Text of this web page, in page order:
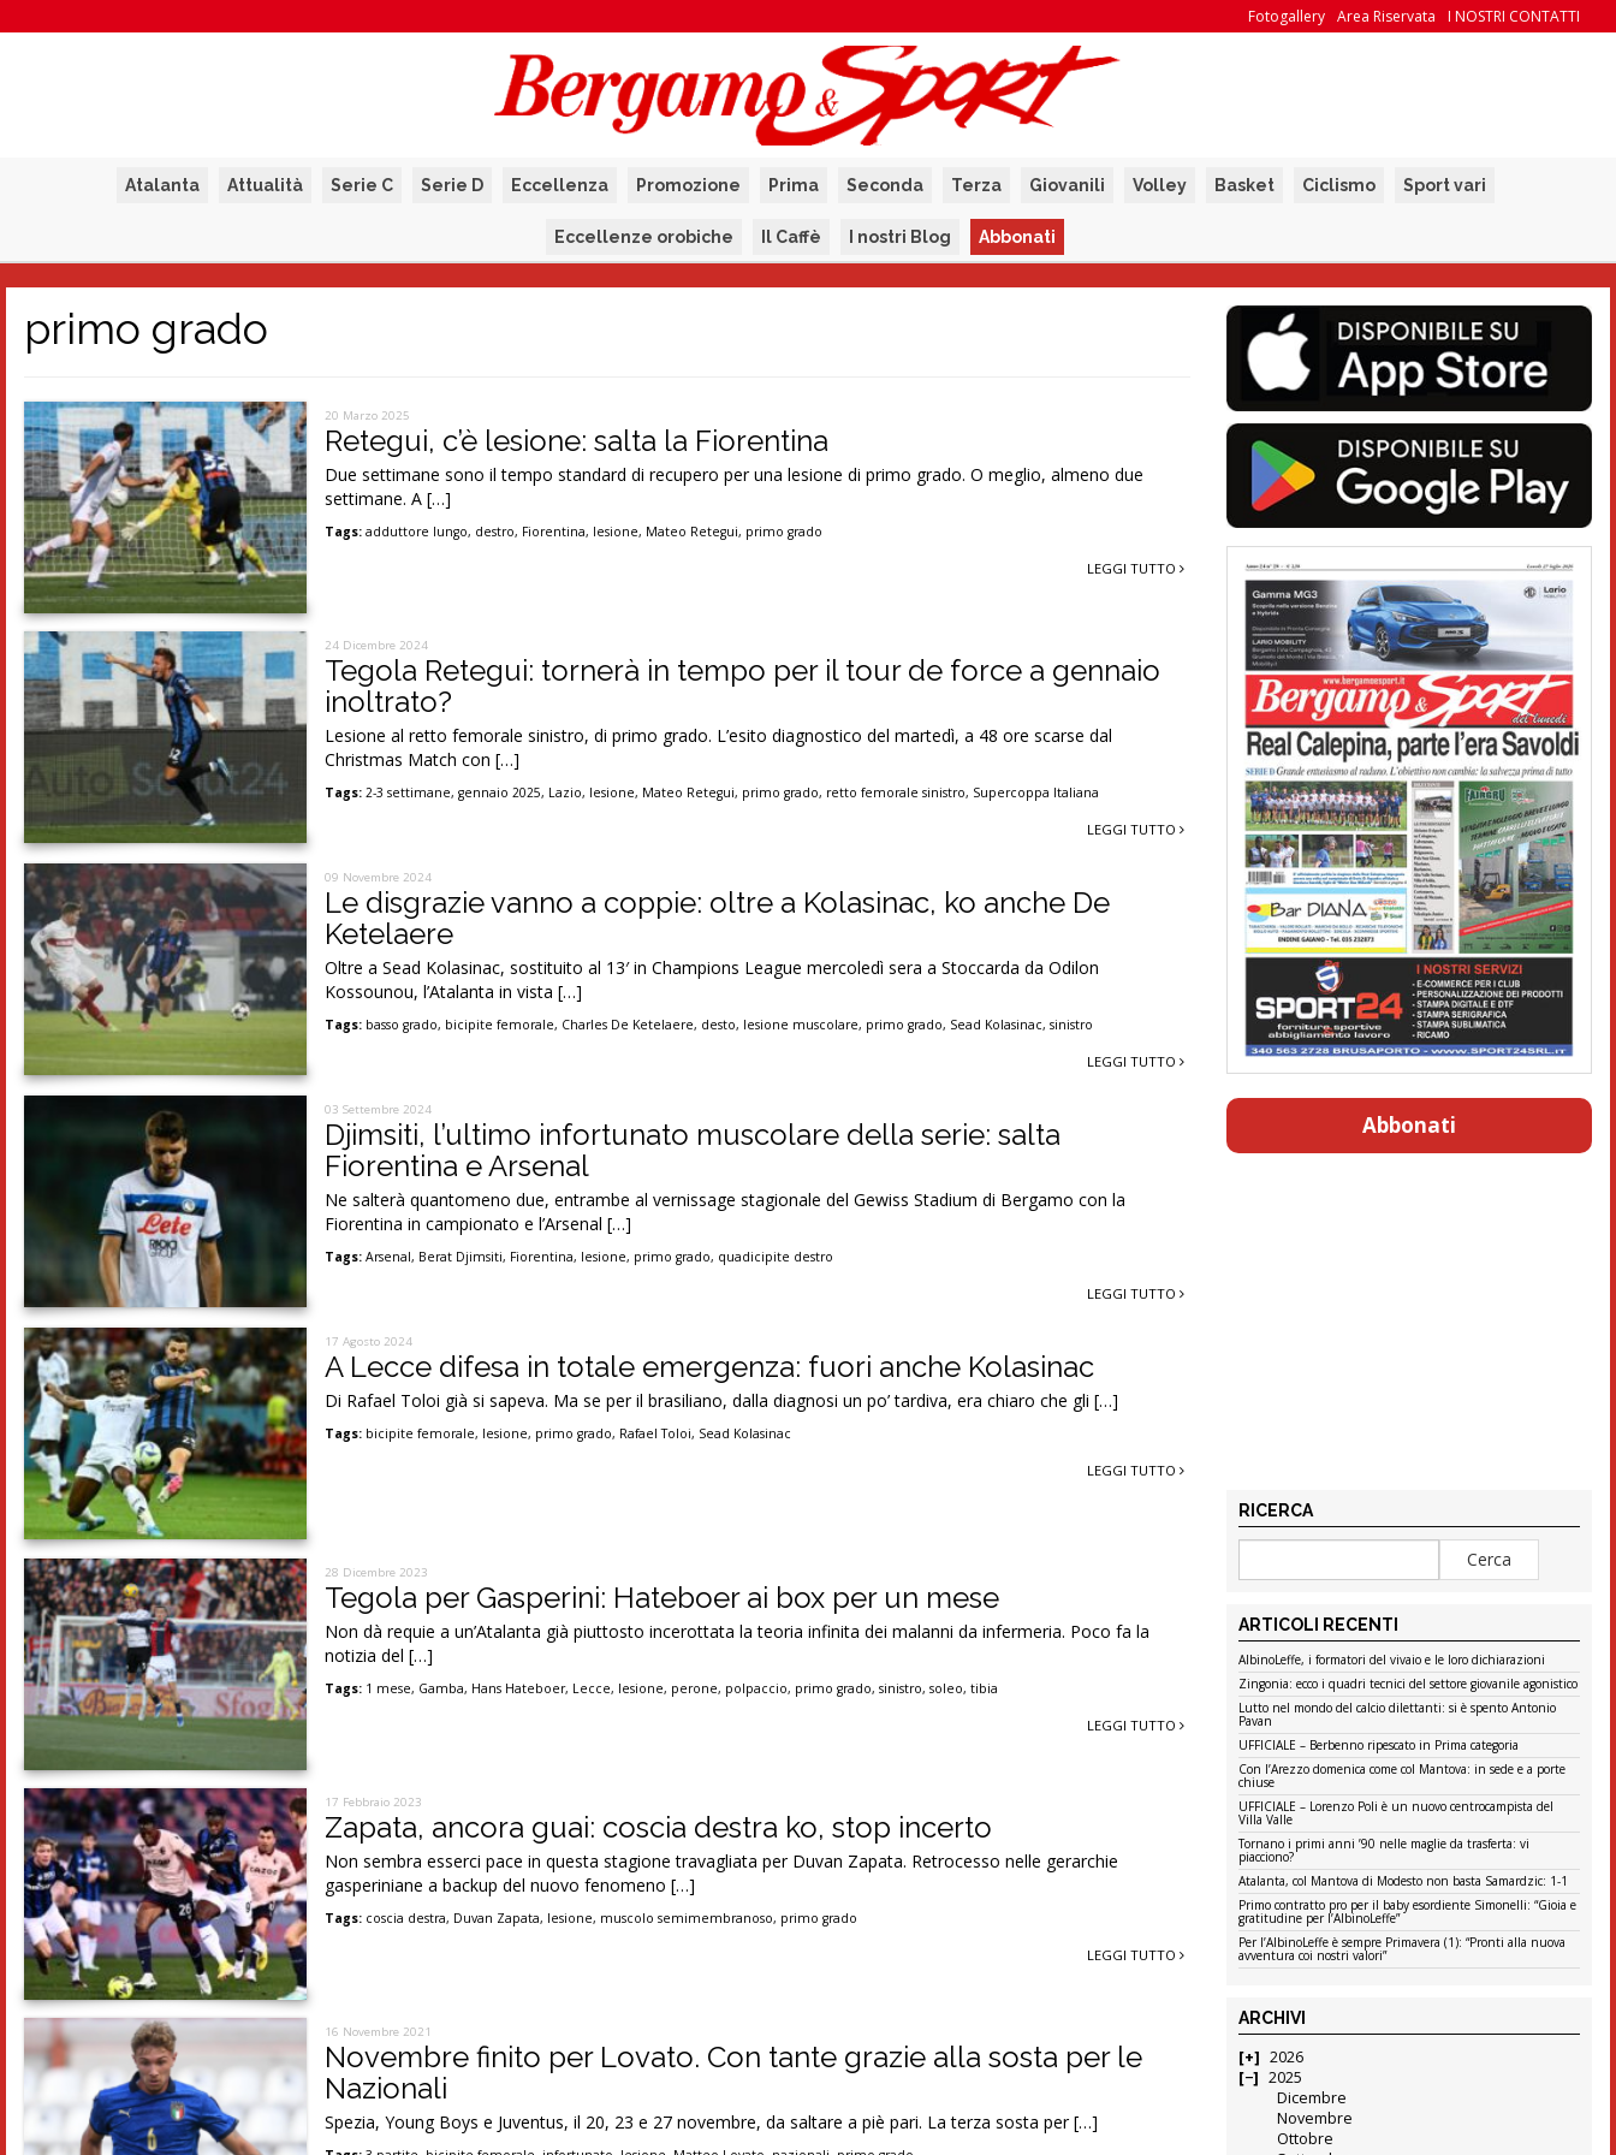
I NOSTRI CONTATTI
Area Riservata
Fotogallery
Atalanta Attualità Serie C Serie D Eccellenza Promozione Prima Seconda Terza Giovanili Volley Basket Ciclismo Sport vari
Eccellenze orobiche Il Caffè I nostri Blog Abbonati
primo grado
20 Marzo 2025
Retegui, c’è lesione: salta la Fiorentina
Due settimane sono il tempo standard di recupero per una lesione di primo grado. O meglio, almeno due
settimane. A […]
Tags: adduttore lungo, destro, Fiorentina, lesione, Mateo Retegui, primo grado
LEGGI TUTTO
24 Dicembre 2024
Tegola Retegui: tornerà in tempo per il tour de force a gennaio
inoltrato?
Lesione al retto femorale sinistro, di primo grado. L’esito diagnostico del martedì, a 48 ore scarse dal
Christmas Match con […]
Tags: 2-3 settimane,gennaio 2025, Lazio, lesione, Mateo Retegui, primo grado, retto femorale sinistro, Supercoppa Italiana
LEGGI TUTTO
09 Novembre 2024
Le disgrazie vanno a coppie: oltre a Kolasinac, ko anche De
Ketelaere
Oltre a Sead Kolasinac, sostituito al 13′ in Champions League mercoledì sera a Stoccarda da Odilon
Kossounou, l’Atalanta in vista […]
Tags: basso grado, bicipite femorale, Charles De Ketelaere, desto, lesione muscolare, primo grado, Sead Kolasinac,sinistro
LEGGI TUTTO
03 Settembre 2024
Djimsiti, l’ultimo infortunato muscolare della serie: salta
Fiorentina e Arsenal
Ne salterà quantomeno due, entrambe al vernissage stagionale del Gewiss Stadium di Bergamo con la
Fiorentina in campionato e l’Arsenal […]
Tags: Arsenal, Berat Djimsiti, Fiorentina, lesione, primo grado, quadicipite destro
LEGGI TUTTO
17 Agosto 2024
A Lecce difesa in totale emergenza: fuori anche Kolasinac
Di Rafael Toloi già si sapeva. Ma se per il brasiliano, dalla diagnosi un po’ tardiva, era chiaro che gli […]
Tags: bicipite femorale, lesione, primo grado, Rafael Toloi, Sead Kolasinac
LEGGI TUTTO
28 Dicembre 2023
Tegola per Gasperini: Hateboer ai box per un mese
Non dà requie a un’Atalanta già piuttosto incerottata la teoria infinita dei malanni da infermeria. Poco fa la
notizia del […]
Tags: 1 mese, Gamba, Hans Hateboer, Lecce, lesione, perone, polpaccio, primo grado,sinistro,soleo,tibia
LEGGI TUTTO
17 Febbraio 2023
Zapata, ancora guai: coscia destra ko, stop incerto
Non sembra esserci pace in questa stagione travagliata per Duvan Zapata. Retrocesso nelle gerarchie
gasperiniane a backup del nuovo fenomeno […]
Tags: coscia destra, Duvan Zapata, lesione, muscolo semimembranoso, primo grado
LEGGI TUTTO
16 Novembre 2021
Novembre finito per Lovato. Con tante grazie alla sosta per le
Nazionali
Spezia, Young Boys e Juventus, il 20, 23 e 27 novembre, da saltare a piè pari. La terza sosta per […]
Abbonati
RICERCA
ARTICOLI RECENTI
AlbinoLeffe, i formatori del vivaio e le loro dichiarazioni
Zingonia: ecco i quadri tecnici del settore giovanile agonistico
Lutto nel mondo del calcio dilettanti: si è spento Antonio
Pavan
UFFICIALE – Berbenno ripescato in Prima categoria
Con l’Arezzo domenica come col Mantova: in sede e a porte
chiuse
UFFICIALE – Lorenzo Poli è un nuovo centrocampista del
Villa Valle
Tornano i primi anni ’90 nelle maglie da trasferta: vi
piacciono?
Atalanta, col Mantova di Modesto non basta Samardzic: 1-1
Primo contratto pro per il baby esordiente Simonelli: “Gioia e
gratitudine per l’AlbinoLeffe”
Per l’AlbinoLeffe è sempre Primavera (1): “Pronti alla nuova
avventura coi nostri valori”
ARCHIVI
2026
2025
Dicembre
Novembre
Ottobre